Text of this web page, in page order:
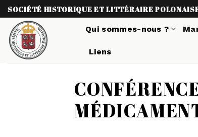
Skip
content
SOCIÉTÉ HISTORIQUE ET LITTÉRAIRE
Qui sommes-nous ?
Liens